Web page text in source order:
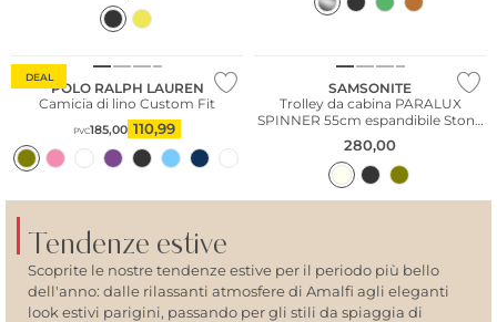
DEAL
POLO RALPH LAUREN
Camicia di lino Custom Fit
PVC185,00 110,99
SAMSONITE
Trolley da cabina PARALUX
SPINNER 55cm espandibile Stone
Grey
280,00
Tendenze estive
Scoprite le nostre tendenze estive per il periodo più bello
dell'anno: dalle rilassanti atmosfere di Amalfi agli eleganti
look estivi parigini, passando per gli stili da spiaggia di